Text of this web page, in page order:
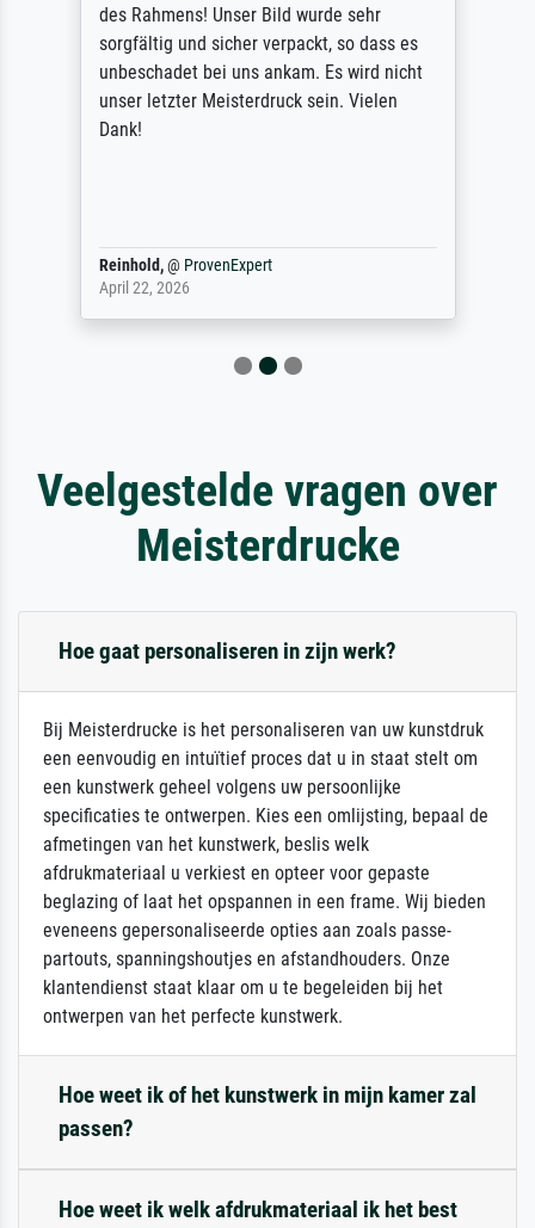
des Rahmens! Unser Bild wurde sehr
sorgfältig und sicher verpackt, so dass es
unbeschadet bei uns ankam. Es wird nicht
unser letzter Meisterdruck sein. Vielen
Dank!
Reinhold,@ ProvenExpert
April 22, 2026
Veelgestelde vragen over
Meisterdrucke
Hoe gaat personaliseren in zijn werk?
Bij Meisterdrucke is het personaliseren van uw kunstdruk
een eenvoudig en intuïtief proces dat u in staat stelt om
een kunstwerk geheel volgens uw persoonlijke
specificaties te ontwerpen. Kies een omlijsting, bepaal de
afmetingen van het kunstwerk, beslis welk
afdrukmateriaal u verkiest en opteer voor gepaste
beglazing of laat het opspannen in een frame. Wij bieden
eveneens gepersonaliseerde opties aan zoals passe-
partouts, spanningshoutjes en afstandhouders. Onze
klantendienst staat klaar om u te begeleiden bij het
ontwerpen van het perfecte kunstwerk.
Hoe weet ik of het kunstwerk in mijn kamer zal
passen?
Hoe weet ik welk afdrukmateriaal ik het best